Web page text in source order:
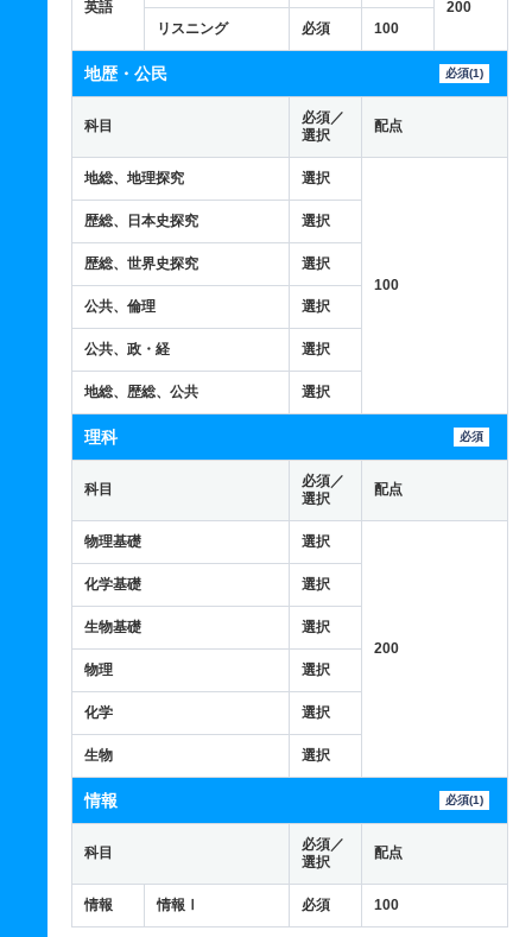
英語
200
リスニング
必須 100
地歴・公民 必須(1)
科目
必須／
選択
配点
地総、地理探究 選択
100
歴総、日本史探究 選択
歴総、世界史探究 選択
公共、倫理 選択
公共、政・経 選択
地総、歴総、公共 選択
理科 必須
科目
必須／
選択
配点
物理基礎 選択
200
化学基礎 選択
生物基礎 選択
物理 選択
化学 選択
生物 選択
情報 必須(1)
科目
必須／
選択
配点
情報 情報Ⅰ 必須 100